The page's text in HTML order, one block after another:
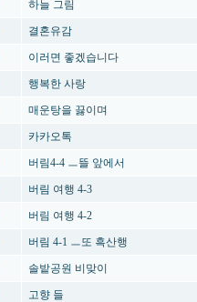
하늘 그림
결혼유감
이러면 좋겠습니다
행복한 사랑
매운탕을 끓이며
카카오톡
버림4-4 ㅡ뜰 앞에서
버림 여행 4-3
버림 여행 4-2
버림 4-1 ㅡ또 흑산행
솔밭공원 비맞이
고향 들